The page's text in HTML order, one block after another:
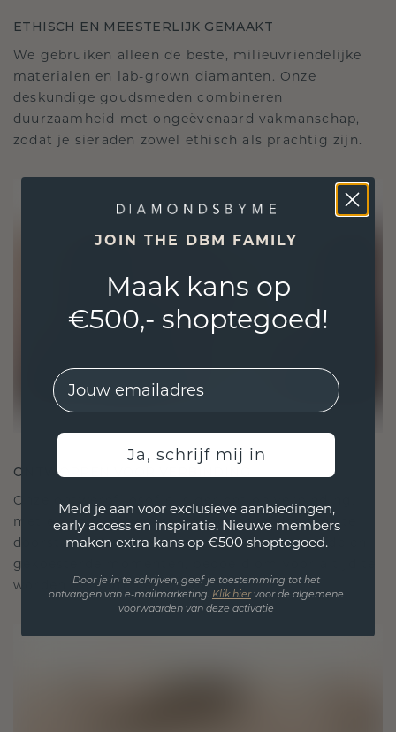
ETHISCH EN MEESTERLIJK GEMAAKT
We gebruiken alleen de beste, milieuvriendelijke
materialen en lab-grown diamanten. Onze
deskundige goudsmeden combineren
duurzaamheid met ongeëvenaard vakmanschap,
zodat je sieraden zowel ethisch als prachtig zijn.
ONTWORPEN VOOR VERBINDING
Onze ontwerpfilosofie is gericht op verbinding,
met elk stuk ontworpen om de tand des tijds te
doorstaan. Het wordt jouw symbool van liefde en
gekoesterde momenten, bedoeld om voor altijd te
worden gedragen en gekoesterd.
JOIN THE DBM FAMILY
Maak kans op
€500,- shoptegoed!
EMail
Ja, schrijf mij in
Meld je aan voor exclusieve aanbiedingen,
early access en inspiratie. Nieuwe members
maken extra kans op €500 shoptegoed.
Door je in te schrijven, geef je toestemming tot het
ontvangen van e-mailmarketing. Klik hiervoor de algemene
voorwaarden van deze activatie